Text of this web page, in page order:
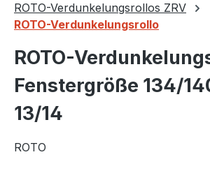
ROTO-Verdunkelungsrollos ZRV
ROTO-Verdunkelungsrollo
ROTO-
Fenstergröße 134/
13/14
ROTO